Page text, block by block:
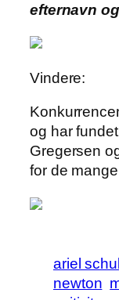
efternavn
Vindere:
og har
Gregersen
for de
ariel
newton